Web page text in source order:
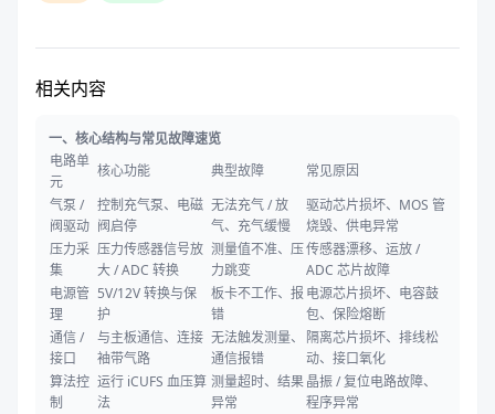
相关内容
一、核心结构与常见故障速览
电路单
元
核心功能 典型故障
常见原因
气泵 /
阀驱动
控制充气泵、电磁
阀启停
无法充气 / 放
气、充气缓慢
驱动芯片损坏、MOS 管
烧毁、供电异常
压力采
集
压力传感器信号放
大 / ADC 转换
测量值不准、压
力跳变
传感器漂移、运放 /
ADC 芯片故障
电源管
理
5V/12V 转换与保
护
板卡不工作、报
错
电源芯片损坏、电容鼓
包、保险熔断
通信 /
接口
与主板通信、连接
袖带气路
无法触发测量、
通信报错
隔离芯片损坏、排线松
动、接口氧化
算法控
制
运行 iCUFS 血压算
法
测量超时、结果
异常
晶振 / 复位电路故障、
程序异常